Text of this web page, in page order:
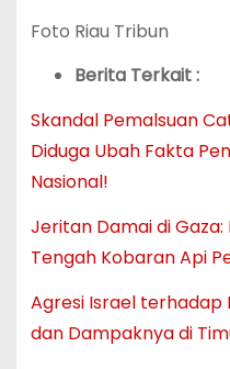
Foto Riau Tribun
Berita Terkait :
Skandal Pemalsuan
Diduga Ubah Fakta
Nasional!
Jeritan Damai di
Tengah Kobaran Api
Agresi Israel terhadap
dan Dampaknya di